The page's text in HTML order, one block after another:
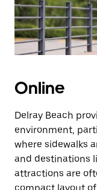
Online
Delray Beach
environment,
where sidewalks
and destinations
attractions are